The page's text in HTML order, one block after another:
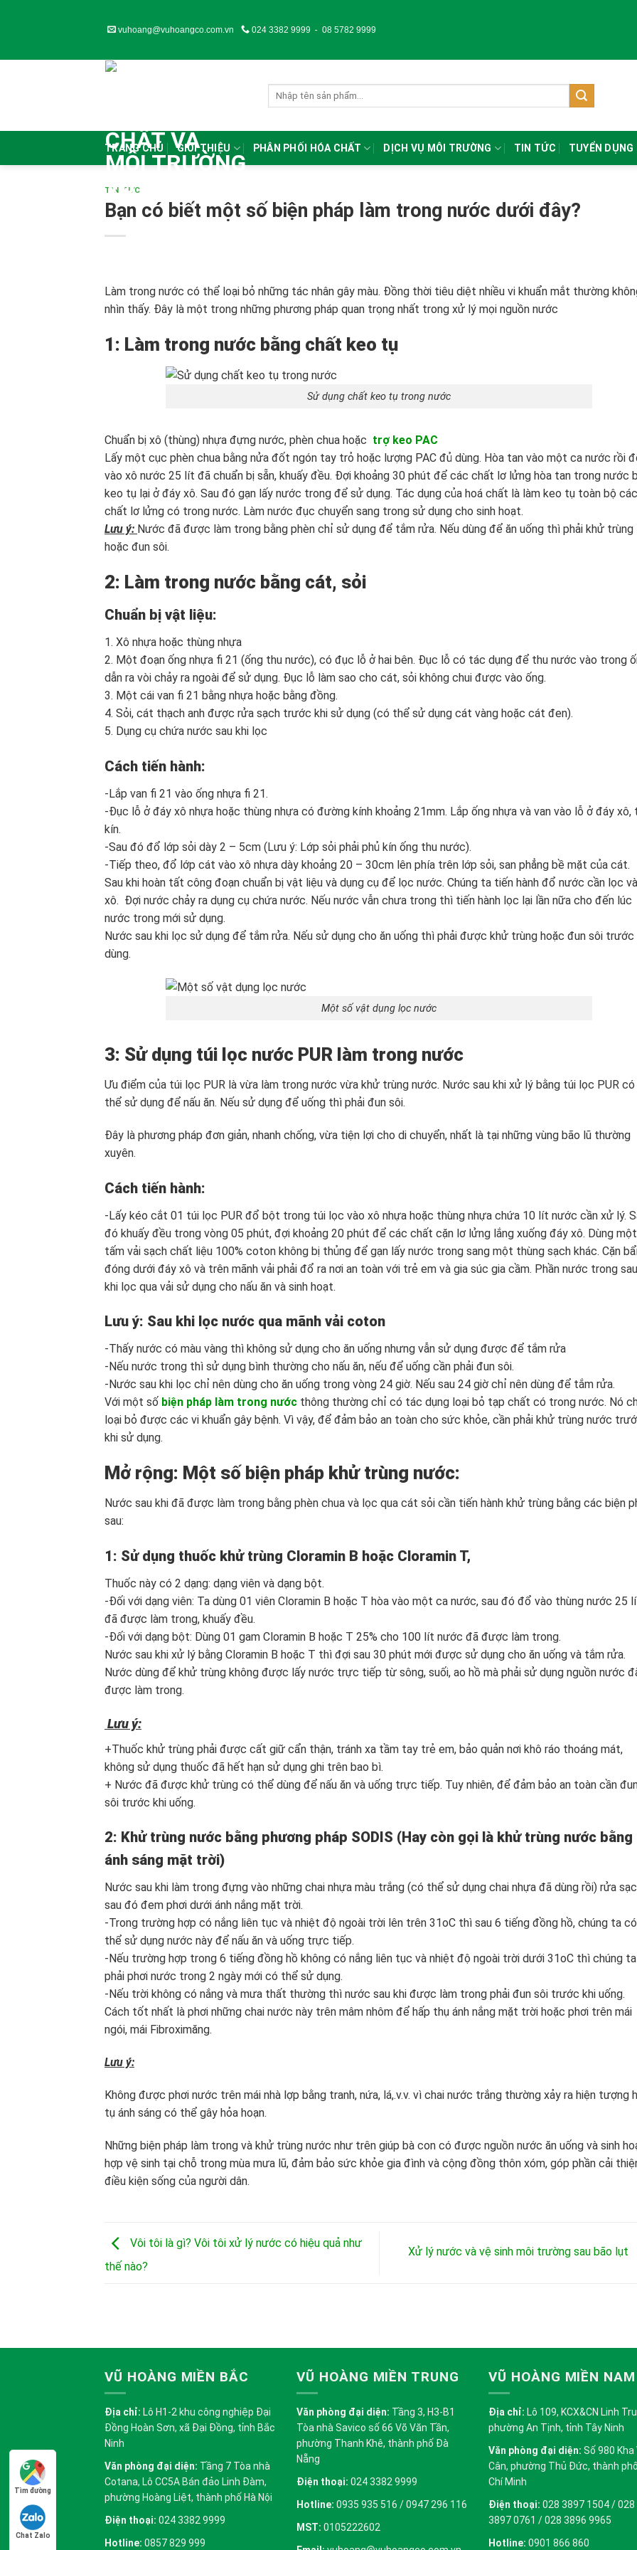
vuhoang@vuhoangco.com.vn 024 3382 9999 - 08 5782 9999
TRANG CHỦ GIỚI THIỆU PHÂN PHỐI HÓA CHẤT DỊCH VỤ MÔI TRƯỜNG TIN TỨC TUYỂN DỤNG
TIN TỨC
Bạn có biết một số biện pháp làm trong nước dưới đây?
Làm trong nước có thể loại bỏ những tác nhân gây màu. Đồng thời tiêu diệt nhiều vi khuẩn mắt thường
nhìn thấy. Đây là một trong những phương pháp quan trọng nhất trong xử lý mọi nguồn nước
1: Làm trong nước bằng chất keo tụ
Sử dụng chất keo tụ trong nước
Chuẩn bị xô (thùng) nhựa đựng nước, phèn chua hoặc trợ keo PAC
Lấy một cục phèn chua bằng nửa đốt ngón tay trỏ hoặc lượng PAC đủ dùng. Hòa tan vào một ca nước rồi
vào xô nước 25 lít đã chuẩn bị sẵn, khuấy đều. Đợi khoảng 30 phút để các chất lơ lửng hòa tan trong nước
keo tụ lại ở đáy xô. Sau đó gạn lấy nước trong để sử dụng. Tác dụng của hoá chất là làm keo tụ toàn bộ các
chất lơ lửng có trong nước. Làm nước đục chuyển sang trong sử dụng cho sinh hoạt.
Lưu ý: Nước đã được làm trong bằng phèn chỉ sử dụng để tắm rửa. Nếu dùng để ăn uống thì phải khử trùng
hoặc đun sôi.
2: Làm trong nước bằng cát, sỏi
Chuẩn bị vật liệu:
1. Xô nhựa hoặc thùng nhựa
2. Một đoạn ống nhựa fi 21 (ống thu nước), có đục lỗ ở hai bên. Đục lỗ có tác dụng để thu nước vào trong
dẫn ra vòi chảy ra ngoài để sử dụng. Đục lỗ làm sao cho cát, sỏi không chui được vào ống.
3. Một cái van fi 21 bằng nhựa hoặc bằng đồng.
4. Sỏi, cát thạch anh được rửa sạch trước khi sử dụng (có thể sử dụng cát vàng hoặc cát đen).
5. Dụng cụ chứa nước sau khi lọc
Cách tiến hành:
-Lắp van fi 21 vào ống nhựa fi 21.
-Đục lỗ ở đáy xô nhựa hoặc thùng nhựa có đường kính khoảng 21mm. Lắp ống nhựa và van vào lỗ ở đáy xô,
kín.
-Sau đó đổ lớp sỏi dày 2 – 5cm (Lưu ý: Lớp sỏi phải phủ kín ống thu nước).
-Tiếp theo, đổ lớp cát vào xô nhựa dày khoảng 20 – 30cm lên phía trên lớp sỏi, san phẳng bề mặt của cát.
Sau khi hoàn tất công đoạn chuẩn bị vật liệu và dụng cụ để lọc nước. Chúng ta tiến hành đổ nước cần lọc
xô. Đợi nước chảy ra dụng cụ chứa nước. Nếu nước vẫn chưa trong thì tiến hành lọc lại lần nữa cho đến lúc
nước trong mới sử dụng.
Nước sau khi lọc sử dụng để tắm rửa. Nếu sử dụng cho ăn uống thì phải được khử trùng hoặc đun sôi trước
dùng.
Một số vật dụng lọc nước
3: Sử dụng túi lọc nước PUR làm trong nước
Ưu điểm của túi lọc PUR là vừa làm trong nước vừa khử trùng nước. Nước sau khi xử lý bằng túi lọc PUR có
thể sử dụng để nấu ăn. Nếu sử dụng để uống thì phải đun sôi.
Đây là phương pháp đơn giản, nhanh chống, vừa tiện lợi cho di chuyển, nhất là tại những vùng bão lũ thường
xuyên.
Cách tiến hành:
-Lấy kéo cắt 01 túi lọc PUR đổ bột trong túi lọc vào xô nhựa hoặc thùng nhựa chứa 10 lít nước cần xử lý.
đó khuấy đều trong vòng 05 phút, đợi khoảng 20 phút để các chất cặn lơ lửng lắng xuống đáy xô. Dùng một
tấm vải sạch chất liệu 100% coton không bị thủng để gạn lấy nước trong sang một thùng sạch khác. Cặn
đóng dưới đáy xô và trên mãnh vải phải đổ ra nơi an toàn với trẻ em và gia súc gia cầm. Phần nước trong sau
khi lọc qua vải sử dụng cho nấu ăn và sinh hoạt.
Lưu ý: Sau khi lọc nước qua mãnh vải coton
-Thấy nước có màu vàng thì không sử dụng cho ăn uống nhưng vẫn sử dụng được để tắm rửa
-Nếu nước trong thì sử dụng bình thường cho nấu ăn, nếu để uống cần phải đun sôi.
-Nước sau khi lọc chỉ nên dùng cho ăn uống trong vòng 24 giờ. Nếu sau 24 giờ chỉ nên dùng để tắm rửa.
Với một số biện pháp làm trong nước thông thường chỉ có tác dụng loại bỏ tạp chất có trong nước. Nó
loại bỏ được các vi khuẩn gây bệnh. Vì vậy, để đảm bảo an toàn cho sức khỏe, cần phải khử trùng nước
khi sử dụng.
Mở rộng: Một số biện pháp khử trùng nước:
Nước sau khi đã được làm trong bằng phèn chua và lọc qua cát sỏi cần tiến hành khử trùng bằng các biện
sau:
1: Sử dụng thuốc khử trùng Cloramin B hoặc Cloramin T,
Thuốc này có 2 dạng: dạng viên và dạng bột.
-Đối với dạng viên: Ta dùng 01 viên Cloramin B hoặc T hòa vào một ca nước, sau đó đổ vào thùng nước 25
đã được làm trong, khuấy đều.
-Đối với dạng bột: Dùng 01 gam Cloramin B hoặc T 25% cho 100 lít nước đã được làm trong.
Nước sau khi xử lý bằng Cloramin B hoặc T thì đợi sau 30 phút mới được sử dụng cho ăn uống và tắm rửa.
Nước dùng để khử trùng không được lấy nước trực tiếp từ sông, suối, ao hồ mà phải sử dụng nguồn nước
được làm trong.
Lưu ý:
+Thuốc khử trùng phải được cất giữ cẩn thận, tránh xa tầm tay trẻ em, bảo quản nơi khô ráo thoáng mát,
không sử dụng thuốc đã hết hạn sử dụng ghi trên bao bì.
+ Nước đã được khử trùng có thể dùng để nấu ăn và uống trực tiếp. Tuy nhiên, để đảm bảo an toàn cần
sôi trước khi uống.
2: Khử trùng nước bằng phương pháp SODIS (Hay còn gọi là khử trùng nước bằng
ánh sáng mặt trời)
Nước sau khi làm trong đựng vào những chai nhựa màu trắng (có thể sử dụng chai nhựa đã dùng rồi) rửa
sau đó đem phơi dưới ánh nắng mặt trời.
-Trong trường hợp có nắng liên tục và nhiệt độ ngoài trời lên trên 31oC thì sau 6 tiếng đồng hồ, chúng ta có
thể sử dụng nước này để nấu ăn và uống trực tiếp.
-Nếu trường hợp trong 6 tiếng đồng hồ không có nắng liên tục và nhiệt độ ngoài trời dưới 31oC thì chúng ta
phải phơi nước trong 2 ngày mới có thể sử dụng.
-Nếu trời không có nắng và mưa thất thường thì nước sau khi được làm trong phải đun sôi trước khi uống.
Cách tốt nhất là phơi những chai nước này trên mâm nhôm để hấp thụ ánh nắng mặt trời hoặc phơi trên mái
ngói, mái Fibroximăng.
Lưu ý:
Không được phơi nước trên mái nhà lợp bằng tranh, nứa, lá,.v.v. vì chai nước trắng thường xảy ra hiện tượng
tụ ánh sáng có thể gây hỏa hoạn.
Những biện pháp làm trong và khử trùng nước như trên giúp bà con có được nguồn nước ăn uống và sinh
hợp vệ sinh tại chỗ trong mùa mưa lũ, đảm bảo sức khỏe gia đình và cộng đồng thôn xóm, góp phần cải
điều kiện sống của người dân.
Vôi tôi là gì? Vôi tôi xử lý nước có hiệu quả như
thế nào?
Xử lý nước và vệ sinh môi trường sau bão lụt
VŨ HOÀNG MIỀN BẮC
Địa chỉ: Lô H1-2 khu công nghiệp Đại
Đồng Hoàn Sơn, xã Đại Đồng, tỉnh Bắc
Ninh
Văn phòng đại diện: Tầng 7 Tòa nhà
Cotana, Lô CC5A Bán đảo Linh Đàm,
phường Hoàng Liệt, thành phố Hà Nội
Điện thoại: 024 3382 9999
Hotline: 0857 829 999
VŨ HOÀNG MIỀN TRUNG
Văn phòng đại diện: Tầng 3, H3-B1
Tòa nhà Savico số 66 Võ Văn Tần,
phường Thanh Khê, thành phố Đà
Nẵng
Điện thoại: 024 3382 9999
Hotline: 0935 935 516 / 0947 296 116
MST: 0105222602
VŨ HOÀNG MIỀN NAM
Địa chỉ: Lô 109, KCX&CN Linh
phường An Tịnh, tỉnh Tây Ninh
Văn phòng đại diện: Số 980 Kha
Cân, phường Thủ Đức, thành
Chí Minh
Điện thoại: 028 3897 1504 / 028
3897 0761 / 028 3896 9965
Hotline: 0901 866 860
Tìm đường
Chat Zalo